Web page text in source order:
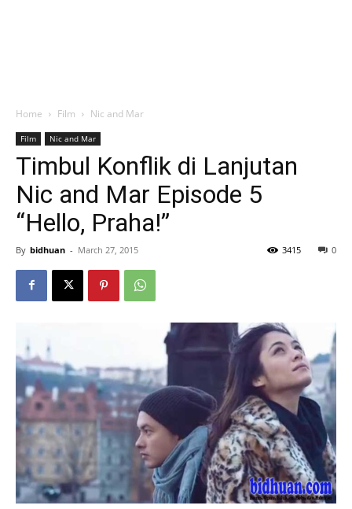
Home Film Nic and Mar
Film Nic and Mar
Timbul Konflik di Lanjutan
Nic and Mar Episode 5
“Hello, Praha!”
By bidhuan - March 27, 2015 0
3415